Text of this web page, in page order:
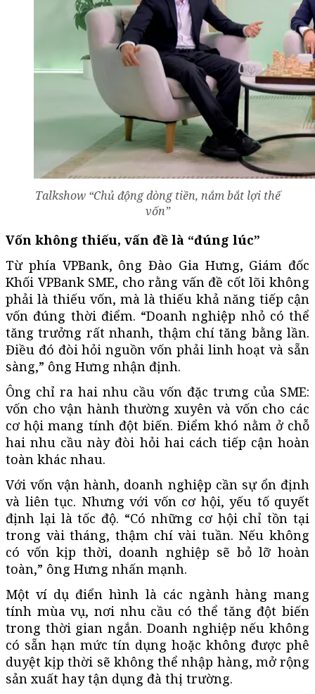
Talkshow “Chủ động dòng tiền, nắm bắt lợi thế
vốn”
Vốn không thiếu, vấn đề là “đúng lúc”
Từ phía VPBank, ông Đào Gia Hưng, Giám đốc
Khối VPBank SME, cho rằng vấn đề cốt lõi không
phải là thiếu vốn, mà là thiếu khả năng tiếp cận
vốn đúng thời điểm. “Doanh nghiệp nhỏ có thể
tăng trưởng rất nhanh, thậm chí tăng bằng lần.
Điều đó đòi hỏi nguồn vốn phải linh hoạt và sẵn
sàng,” ông Hưng nhận định.
Ông chỉ ra hai nhu cầu vốn đặc trưng của SME:
vốn cho vận hành thường xuyên và vốn cho các
cơ hội mang tính đột biến. Điểm khó nằm ở chỗ
hai nhu cầu này đòi hỏi hai cách tiếp cận hoàn
toàn khác nhau.
Với vốn vận hành, doanh nghiệp cần sự ổn định
và liên tục. Nhưng với vốn cơ hội, yếu tố quyết
định lại là tốc độ. “Có những cơ hội chỉ tồn tại
trong vài tháng, thậm chí vài tuần. Nếu không
có vốn kịp thời, doanh nghiệp sẽ bỏ lỡ hoàn
toàn,” ông Hưng nhấn mạnh.
Một ví dụ điển hình là các ngành hàng mang
tính mùa vụ, nơi nhu cầu có thể tăng đột biến
trong thời gian ngắn. Doanh nghiệp nếu không
có sẵn hạn mức tín dụng hoặc không được phê
duyệt kịp thời sẽ không thể nhập hàng, mở rộng
sản xuất hay tận dụng đà thị trường.